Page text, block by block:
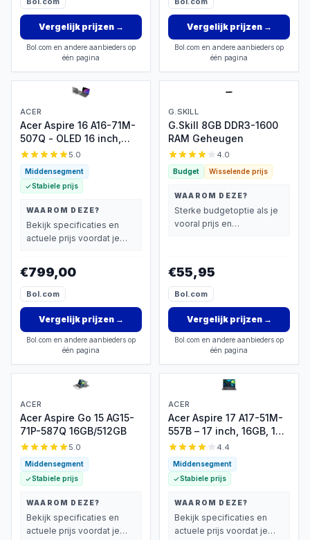
Vergelijk prijzen→
Bol.com en andere aanbieders op
één pagina
Vergelijk prijzen→
Bol.com en andere aanbieders op
één pagina
ACER
Acer Aspire 16 A16-71M-
507Q - OLED 16 inch,
Core Ultra 5
5.0
Middensegment
Stabiele prijs
WAAROM DEZE?
Bekijk specificaties en
actuele prijs voordat je
€799,00
Bol.com
Vergelijk prijzen→
Bol.com en andere aanbieders op
één pagina
G.SKILL
G.Skill 8GB DDR3-1600
RAM Geheugen
4.0
Budget Wisselende prijs
WAAROM DEZE?
Sterke budgetoptie als je
vooral prijs en
€55,95
Bol.com
Vergelijk prijzen→
Bol.com en andere aanbieders op
één pagina
ACER
Acer Aspire Go 15 AG15-
71P-587Q 16GB/512GB
5.0
Middensegment
Stabiele prijs
WAAROM DEZE?
Bekijk specificaties en
actuele prijs voordat je
ACER
Acer Aspire 17 A17-51M-
557B – 17 inch, 16GB, 1TB
SSD
4.4
Middensegment
Stabiele prijs
WAAROM DEZE?
Bekijk specificaties en
actuele prijs voordat je